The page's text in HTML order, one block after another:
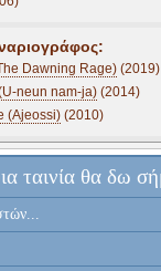
Dawning Rage) (2019)
neun nam-ja) (2014)
(Ajeossi) (2010)
ταινία θα δω